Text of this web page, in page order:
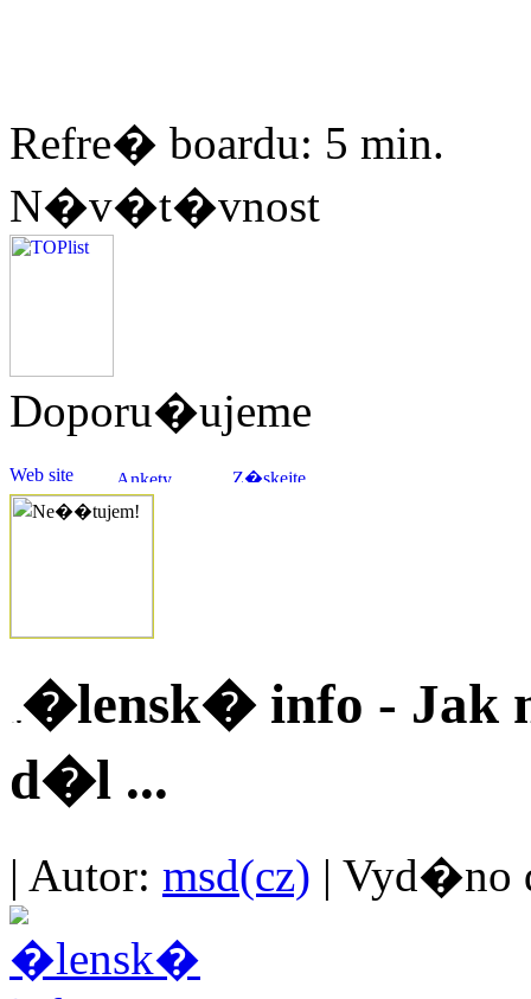
Refre� boardu: 5 min.
N�v�t�vnost
Doporu�ujeme
�lensk� info - Jak
d�l ...
| Autor: msd(cz) | Vyd�no